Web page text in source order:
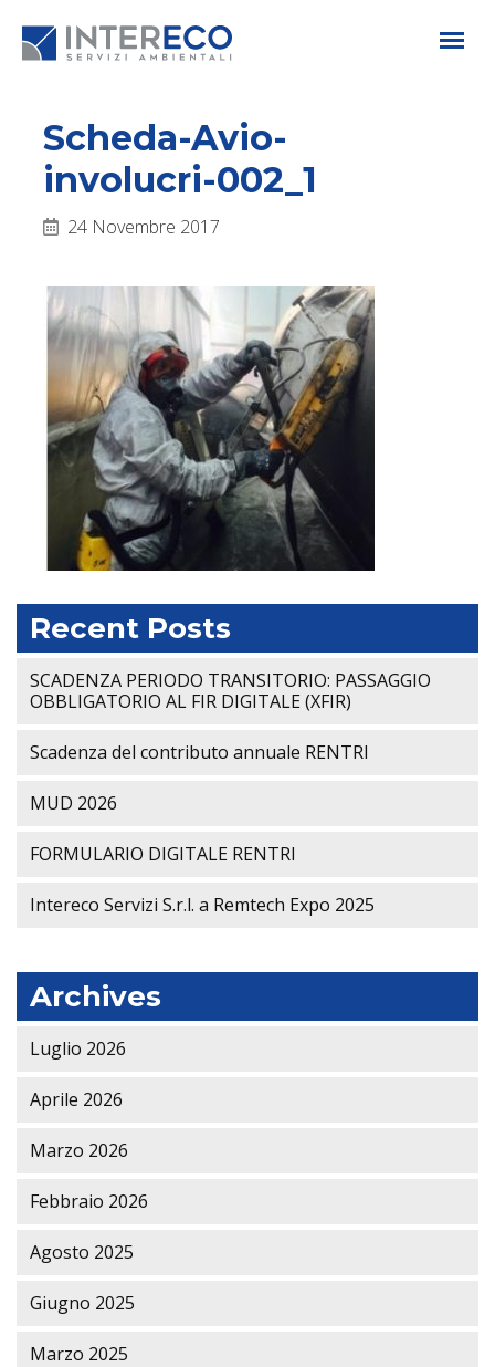
Scheda-Avio-
involucri-002_1
24 Novembre 2017
Recent Posts
SCADENZA PERIODO TRANSITORIO: PASSAGGIO
OBBLIGATORIO AL FIR DIGITALE (XFIR)
Scadenza del contributo annuale RENTRI
MUD 2026
FORMULARIO DIGITALE RENTRI
Intereco Servizi S.r.l. a Remtech Expo 2025
Archives
Luglio 2026
Aprile 2026
Marzo 2026
Febbraio 2026
Agosto 2025
Giugno 2025
Marzo 2025